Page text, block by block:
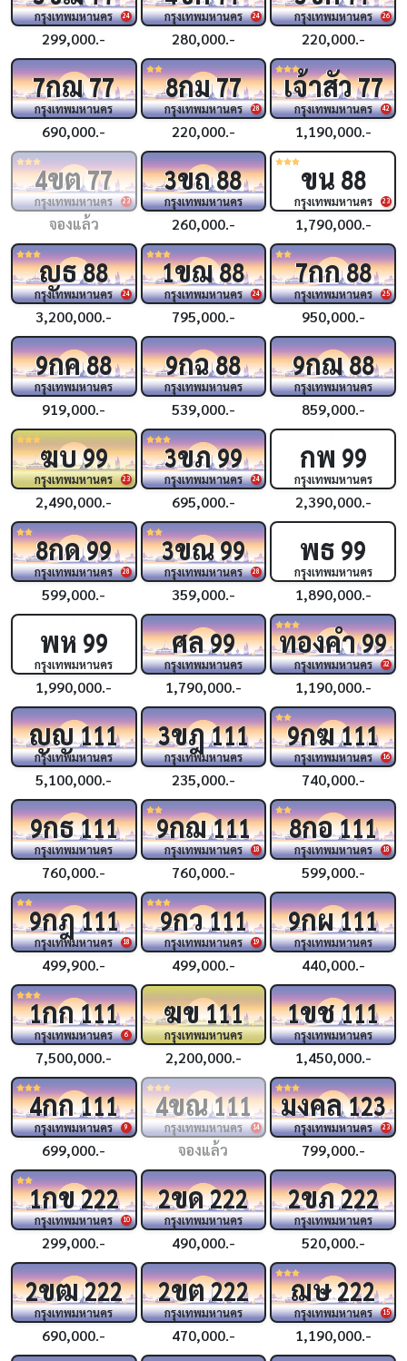
24
กรุงเทพมหานคร
299,000.-
24
กรุงเทพมหานคร
280,000.-
26
กรุงเทพมหานคร
220,000.-
7กฌ77
กรุงเทพมหานคร
690,000.-
28
8กม77
กรุงเทพมหานคร
220,000.-
42
เจ้าสัว77
กรุงเทพมหานคร
1,190,000.-
23
4ขต77
กรุงเทพมหานคร
จองแล้ว
3ขถ88
กรุงเทพมหานคร
260,000.-
23
ขน 88
กรุงเทพมหานคร
1,790,000.-
24
ญธ88
กรุงเทพมหานคร
3,200,000.-
24
1ขฌ88
กรุงเทพมหานคร
795,000.-
25
7กก88
กรุงเทพมหานคร
950,000.-
9กค88
กรุงเทพมหานคร
919,000.-
9กฉ88
กรุงเทพมหานคร
539,000.-
9กฌ88
กรุงเทพมหานคร
859,000.-
23
ฆบ99
กรุงเทพมหานคร
2,490,000.-
24
3ขภ99
กรุงเทพมหานคร
695,000.-
กพ 99
กรุงเทพมหานคร
2,390,000.-
28
8กด99
กรุงเทพมหานคร
599,000.-
28
3ขณ99
กรุงเทพมหานคร
359,000.-
พธ 99
กรุงเทพมหานคร
1,890,000.-
พห 99
กรุงเทพมหานคร
1,990,000.-
ศล99
กรุงเทพมหานคร
1,790,000.-
32
ทองคำ99
กรุงเทพมหานคร
1,190,000.-
ญญ111
กรุงเทพมหานคร
5,100,000.-
3ขฎ111
กรุงเทพมหานคร
235,000.-
16
9กฆ111
กรุงเทพมหานคร
740,000.-
9กธ111
กรุงเทพมหานคร
760,000.-
18
9กฌ111
กรุงเทพมหานคร
760,000.-
18
8กอ111
กรุงเทพมหานคร
599,000.-
18
9กฎ111
กรุงเทพมหานคร
499,900.-
19
9กว111
กรุงเทพมหานคร
499,000.-
9กผ111
กรุงเทพมหานคร
440,000.-
6
1กก111
กรุงเทพมหานคร
7,500,000.-
ฆข111
กรุงเทพมหานคร
2,200,000.-
1ขช111
กรุงเทพมหานคร
1,450,000.-
9
4กก111
กรุงเทพมหานคร
699,000.-
14
4ขณ111
กรุงเทพมหานคร
จองแล้ว
23
มงคล123
กรุงเทพมหานคร
799,000.-
10
1กข222
กรุงเทพมหานคร
299,000.-
2ขด222
กรุงเทพมหานคร
490,000.-
2ขภ222
กรุงเทพมหานคร
520,000.-
2ขฒ222
กรุงเทพมหานคร
690,000.-
2ขต222
กรุงเทพมหานคร
470,000.-
15
ฌษ222
กรุงเทพมหานคร
1,190,000.-